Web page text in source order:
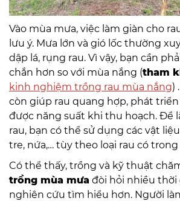
Vào mùa mưa, việc làm giàn cho
lưu ý. Mưa lớn và gió lốc thường
dập lá, rụng rau. Vì vậy, bạn cần
chắn hơn so với mùa nắng (tham
kinh nghiệm trồng rau mùa nắng)
còn giúp rau quang hợp, phát
được năng suất khi thu hoạch. Để
rau, bạn có thể sử dụng các vật
tre, nứa,… tùy theo loại rau có
Có thể thấy, trồng và kỹ thuật
trồng mùa mưa đòi hỏi nhiều thời
nghiên cứu tìm hiểu hơn. Người